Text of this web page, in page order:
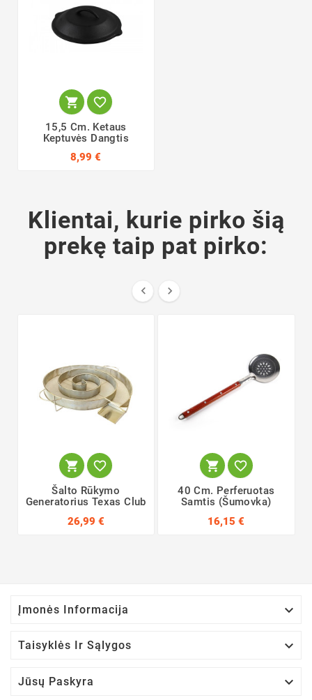
 
15,5 Cm. Ketaus
Keptuvės Dangtis
8,99 €
Klientai, kurie pirko šią
prekę taip pat pirko:
 
 
Šalto Rūkymo
Generatorius Texas Club
26,99 €
 
40 Cm. Perferuotas
Samtis (šumovka)
16,15 €
Įmonės Informacija 
Taisyklės Ir Sąlygos 
Jūsų Paskyra 